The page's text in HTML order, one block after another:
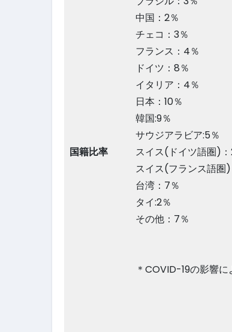
国籍比率
中国：2％
チェコ：3％
フランス：4％
ドイツ：8％
イタリア：4％
日本：10％
韓国:9％
サウジアラビア:5％
スイス(ドイツ語圏)
スイス(フランス語圏
台湾：7％
タイ:2％
その他：7％
＊COVID-19の影響